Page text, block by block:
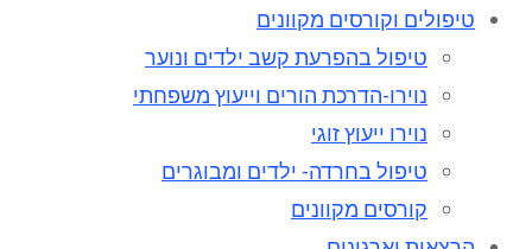
טיפולים וקורסים מקוונים
טיפול בהפרעת קשב ילדים ונוער
נוירו-הדרכת הורים וייעוץ משפחתי
נוירו ייעוץ זוגי
טיפול בחרדה- ילדים ומבוגרים
קורסים מקוונים